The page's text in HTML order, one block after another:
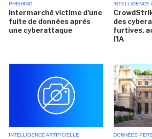
PHISHING
Intermarché victime d'une
fuite de données après
une cyberattaque
INTELLIGENCE
des
furtives,
l'IA
INTELLIGENCE ARTIFICIELLE DONNÉES